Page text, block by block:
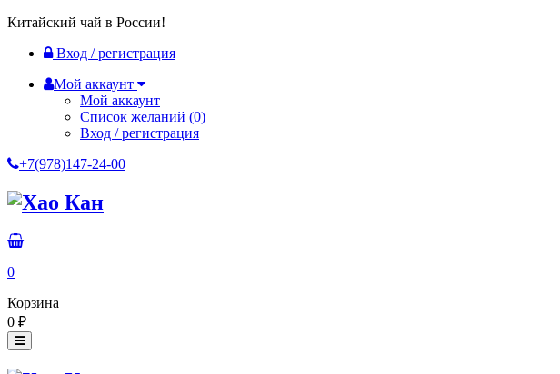
Китайский чай в России!
Вход / регистрация
Мой аккаунт
Мой аккаунт
Список желаний (0)
Вход / регистрация
+7(978)147-24-00
0
Корзина
0 ₽